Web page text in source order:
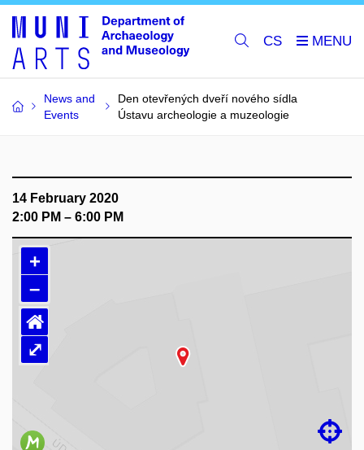
CS
News and
Events
Den otevřených dveří nového sídla
Ústavu archeologie a muzeologie
14 February 2020
2:00 PM – 6:00 PM
+
–

⌂
⤢